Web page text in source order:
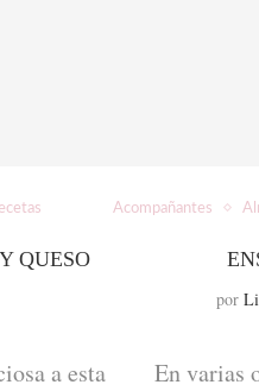
QUESO
a esta
Acompañantes
por
En varias